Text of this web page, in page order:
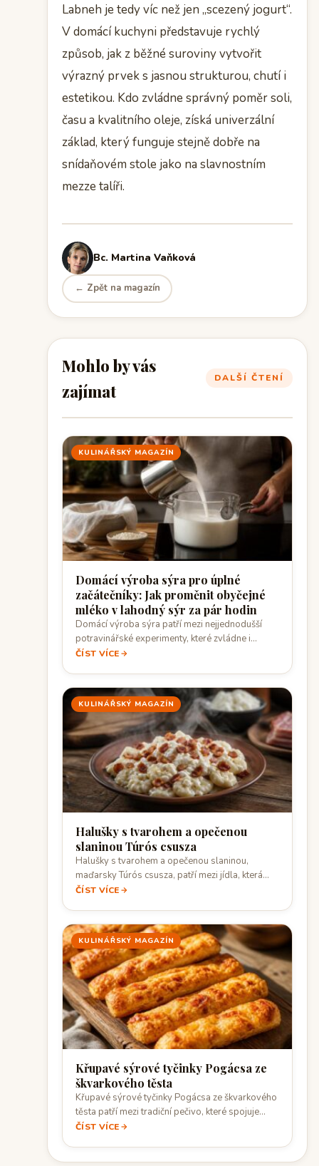
Labneh je tedy víc než jen „scezený jogurt“.
V domácí kuchyni představuje rychlý
způsob, jak z běžné suroviny vytvořit
výrazný prvek s jasnou strukturou, chutí i
estetikou. Kdo zvládne správný poměr soli,
času a kvalitního oleje, získá univerzální
základ, který funguje stejně dobře na
snídaňovém stole jako na slavnostním
mezze talíři.
Bc. Martina Vaňková
← Zpět na magazín
Mohlo by vás
zajímat
DALŠÍ ČTENÍ
KULINÁŘSKÝ MAGAZÍN
Domácí výroba sýra pro úplné
začátečníky: Jak proměnit obyčejné
mléko v lahodný sýr za pár hodin
Domácí výroba sýra patří mezi nejjednodušší
potravinářské experimenty, které zvládne i
člověk bez předchozích…
ČÍST VÍCE
KULINÁŘSKÝ MAGAZÍN
Halušky s tvarohem a opečenou
slaninou Túrós csusza
Halušky s tvarohem a opečenou slaninou,
maďarsky Túrós csusza, patří mezi jídla, která
stojí…
ČÍST VÍCE
KULINÁŘSKÝ MAGAZÍN
Křupavé sýrové tyčinky Pogácsa ze
škvarkového těsta
Křupavé sýrové tyčinky Pogácsa ze škvarkového
těsta patří mezi tradiční pečivo, které spojuje
výraznou…
ČÍST VÍCE